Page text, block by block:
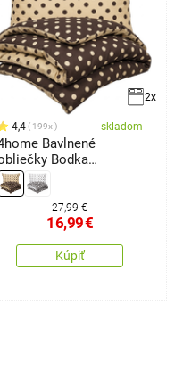
2x
4,4 199x skladom
Bavlnené
Bodka
140 x 220 cm,
x 90 cm
27,99 €
16,99€
Kúpiť